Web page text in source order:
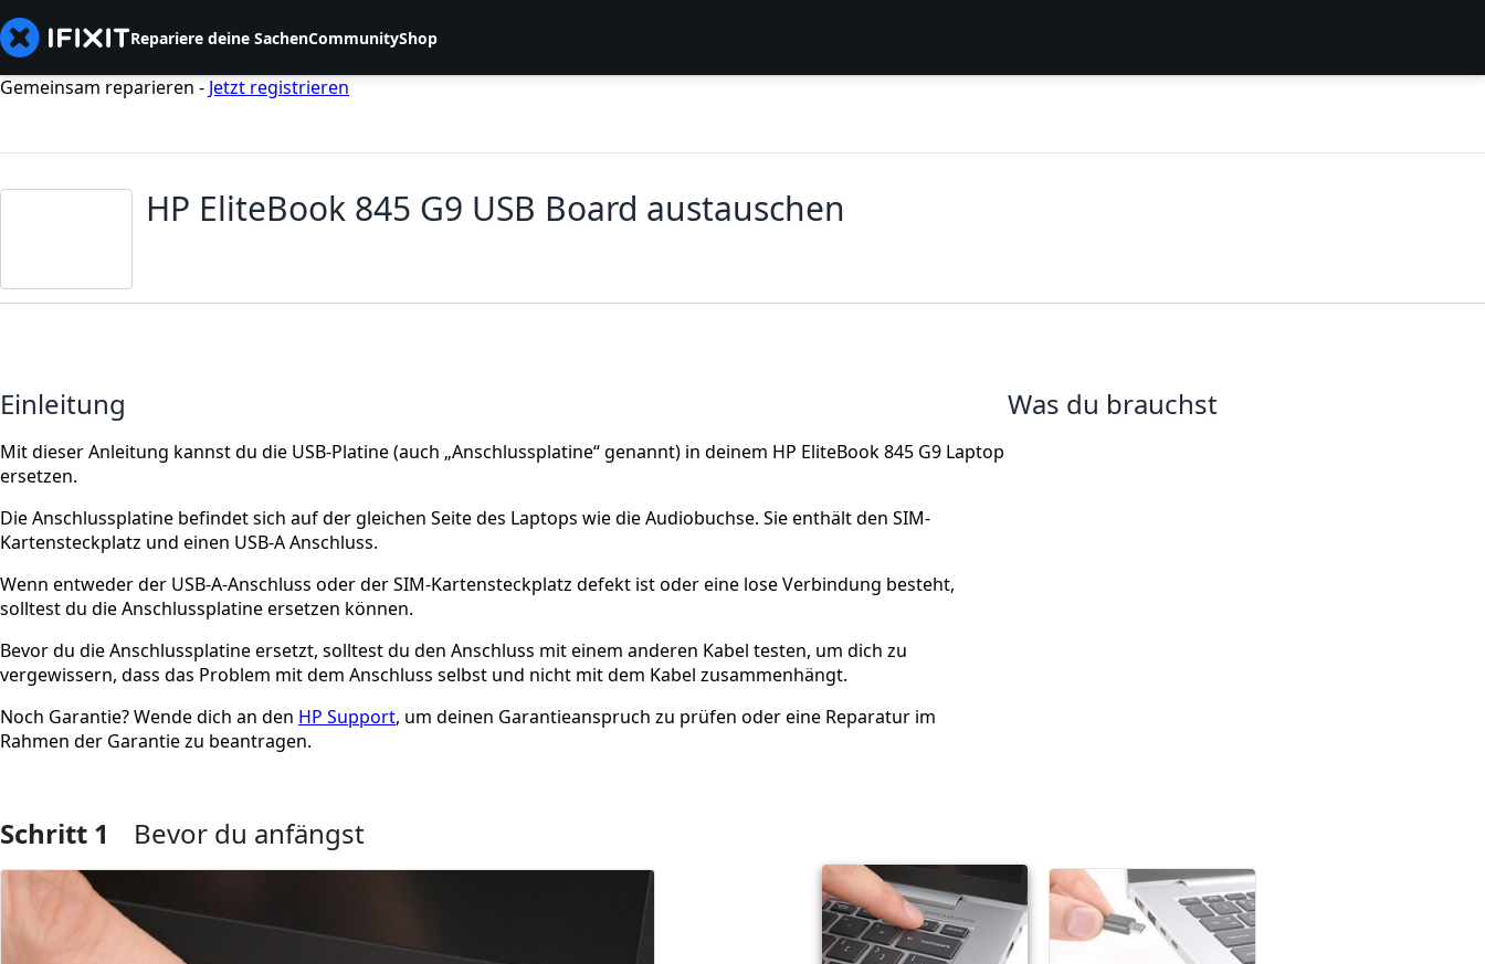
Repariere deine SachenCommunityShop
Gemeinsam reparieren - Jetzt registrieren
HP EliteBook 845 G9 USB Board austauschen
Einleitung
Mit dieser Anleitung kannst du die USB-Platine (auch „Anschlussplatine“ genannt) in deinem HP EliteBook 845 G9 Laptop
ersetzen.
Die Anschlussplatine befindet sich auf der gleichen Seite des Laptops wie die Audiobuchse. Sie enthält den SIM-
Kartensteckplatz und einen USB-A Anschluss.
Wenn entweder der USB-A-Anschluss oder der SIM-Kartensteckplatz defekt ist oder eine lose Verbindung besteht,
solltest du die Anschlussplatine ersetzen können.
Bevor du die Anschlussplatine ersetzt, solltest du den Anschluss mit einem anderen Kabel testen, um dich zu
vergewissern, dass das Problem mit dem Anschluss selbst und nicht mit dem Kabel zusammenhängt.
Noch Garantie? Wende dich an den HP Support, um deinen Garantieanspruch zu prüfen oder eine Reparatur im
Rahmen der Garantie zu beantragen.
Was du brauchst
Schritt 1 Bevor du anfängst